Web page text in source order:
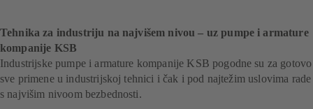
Tehnika za industriju na najvišem nivou – uz pumpe i armature
kompanije KSB
Industrijske pumpe i armature kompanije KSB pogodne su za gotovo
sve primene u industrijskoj tehnici i čak i pod najtežim uslovima rade
s najvišim nivoom bezbednosti.